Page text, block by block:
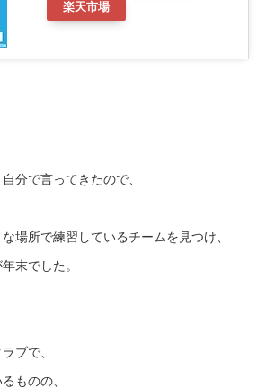
楽天市場
分で言ってきたので、
場所で練習しているチームを見つけ、
末でした。
ブで、
ものの、